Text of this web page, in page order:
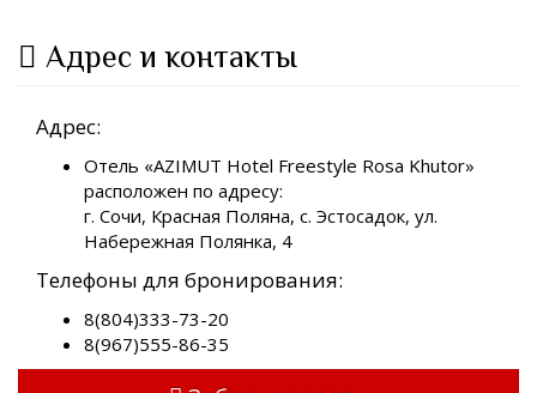
Адрес и контакты
Адрес:
Отель «AZIMUT Hotel Freestyle Rosa Khutor»
расположен по адресу:
г. Сочи, Красная Поляна, с. Эстосадок, ул.
Набережная Полянка, 4
Телефоны для бронирования:
8(804)333-73-20
8(967)555-86-35